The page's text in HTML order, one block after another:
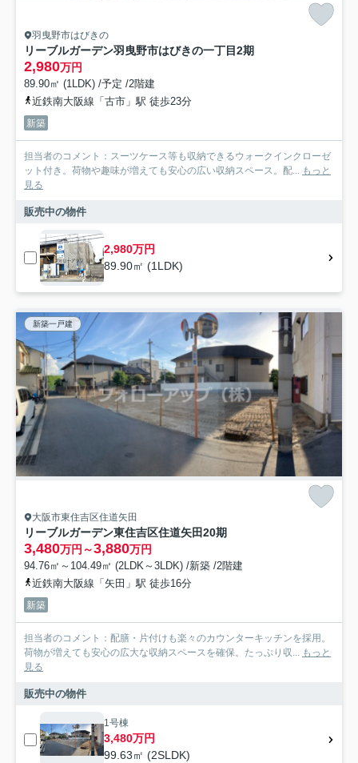
羽曳野市はびきの
リーブルガーデン羽曳野市はびきの一丁目2期
2,980万円
89.90㎡ (1LDK) /予定 /2階建
近鉄南大阪線「古市」駅 徒歩23分
新築
担当者のコメント：スーツケース等も収納できるウォークインクローゼ
ット付き。荷物や趣味が増えても安心の広い収納スペース。配... もっと
見る
販売中の物件
2,980万円
89.90㎡ (1LDK)
新築一戸建
大阪市東住吉区住道矢田
リーブルガーデン東住吉区住道矢田20期
3,480万円～3,880万円
94.76㎡～104.49㎡ (2LDK～3LDK) /新築 /2階建
近鉄南大阪線「矢田」駅 徒歩16分
新築
担当者のコメント：配膳・片付けも楽々のカウンターキッチンを採用。
荷物が増えても安心の広大な収納スペースを確保。たっぷり収... もっと
見る
販売中の物件
1号棟
3,480万円
99.63㎡ (2SLDK)